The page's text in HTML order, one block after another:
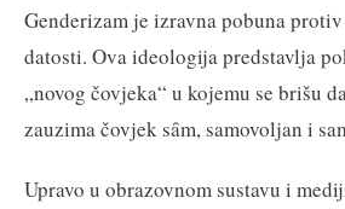
Genderizam je izravna pobuna
datosti. Ova ideologija predstavlja
„novog čovjeka“ u kojemu se brišu
zauzima čovjek sȃm, samovoljan i
Upravo u obrazovnom sustavu i